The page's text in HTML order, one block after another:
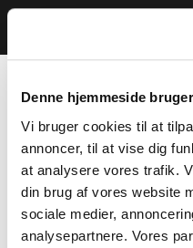
Denne hjemmeside
Vi bruger cookies til at
annoncer, til at vise dig
at analysere vores trafik.
din brug af vores website
sociale medier,
analysepartnere. Vores